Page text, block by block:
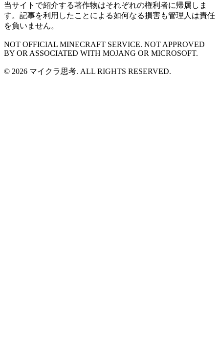
当サイトで紹介する著作物はそれぞれの権利者に帰属しま
す。記事を利用したことによる如何なる損害も管理人は責任
を負いません。
NOT OFFICIAL MINECRAFT SERVICE. NOT APPROVED
BY OR ASSOCIATED WITH MOJANG OR MICROSOFT.
© 2026 マイクラ思考. ALL RIGHTS RESERVED.